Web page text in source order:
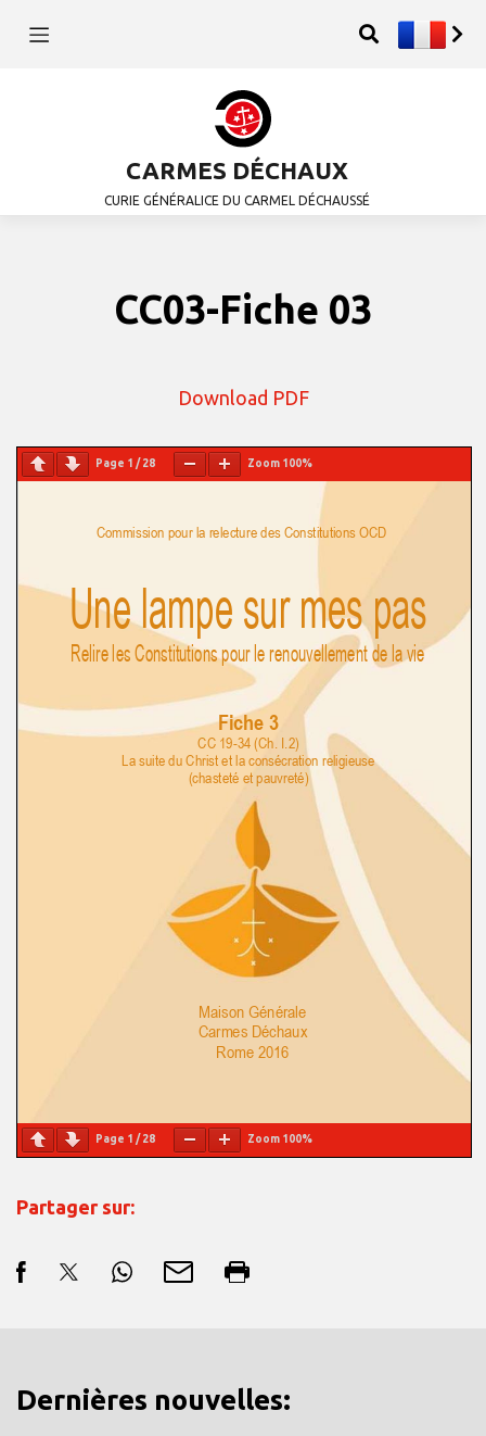
CARMES DÉCHAUX
CURIE GÉNÉRALICE DU CARMEL DÉCHAUSSÉ
CC03-Fiche 03
Download PDF
Page 1 /28 Zoom 100%
Page 1 /28 Zoom 100%
Partager sur:
Dernières nouvelles: